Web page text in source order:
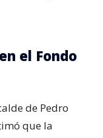
el Fondo
de Pedro
que la